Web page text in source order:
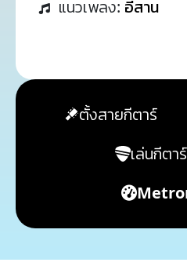
แนวเพลง: อีสาน
ตั้งสายกีตาร์
เล่นกีตา